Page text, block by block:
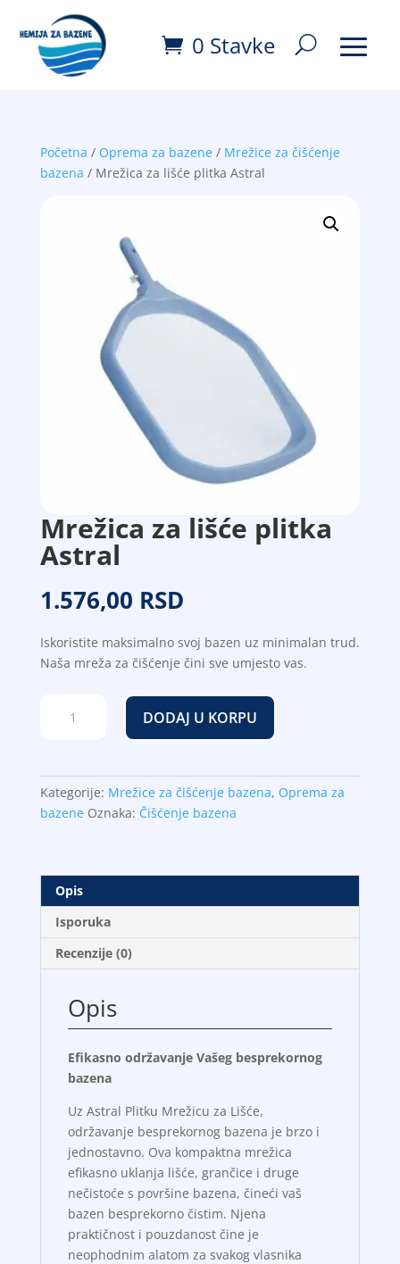
0 Stavke
Početna / Oprema za bazene/ Mrežice za čišćenje
bazena / Mrežica za lišće plitka Astral
Mrežica za lišće plitka
Astral
1.576,00 RSD
Iskoristite maksimalno svoj bazen uz minimalan trud.
Naša mreža za čišćenje čini sve umjesto vas.
Astral
količina
DODAJ U KORPU
Kategorije: Mrežice za čišćenje bazena, Oprema za
bazene Oznaka: Čišćenje bazena
Opis
Isporuka
Recenzije (0)
Opis
Efikasno održavanje Vašeg besprekornog
bazena
Uz Astral Plitku Mrežicu za Lišće,
održavanje besprekornog bazena je brzo i
jednostavno. Ova kompaktna mrežica
efikasno uklanja lišće, grančice i druge
nečistoće s površine bazena, čineći vaš
bazen besprekorno čistim. Njena
praktičnost i pouzdanost čine je
neophodnim alatom za svakog vlasnika